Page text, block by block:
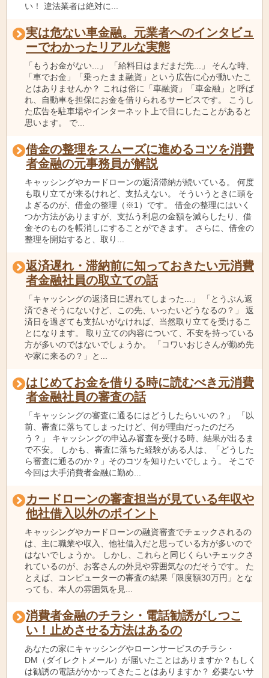
い！ 違法業者は絶対に...
実は危ない車金融。元業者へのインタビュ
ーでわかったリアルな実態
「もうお金がない...」 「給料日はまだまだ先...」 そんな時、
「車でお金」「乗ったまま融資」という広告に心が動いたこ
とはありませんか？ これは俗に「車融資」「車金融」と呼ば
れ、自動車を担保にお金を借りられるサービスです。 こうし
た広告を駐車場やインターネット上で目にしたことがあると
思います。 で...
借金の整理をスムーズに進めるコツを消費
者金融の元事務員が解説
キャッシングやカードローンの返済滞納が続いている。 何度
も取り立てが来るけれど、支払えない。 そういうときに頭を
よぎるのが、借金の整理（※1）です。 借金の整理にはいく
つか方法がありますが、支払う利息の金額を減らしたり、借
金そのものを帳消しにすることができます。 さらに、借金の
整理を開始すると、取り...
返済遅れ・滞納前に知っておきたい元消費
者金融社員の取立ての話
「キャッシングの返済日に遅れてしまった...」 「とうぶん返
済できそうにないけど、この先、いったいどうなるの？」 返
済日を過ぎても支払いがなければ、当然取り立てを受けるこ
とになります。 取り立ての内容について、不安を持っている
方が多いのではないでしょうか。 「コワいおじさんが勤め先
や家に来るの？」と...
はじめてお金を借りる時に読むべき元消費
者金融社員の審査の話
「キャッシングの審査に通るにはどうしたらいいの？」 「以
前、審査に落ちてしまったけど、何が理由だったのだろ
う？」 キャッシングの申込み審査を受ける時、結果が出るま
で不安。 しかも、審査に落ちた経験がある人は、「どうした
ら審査に通るのか？」そのコツを知りたいでしょう。 そこで
今回は大手消費者金融に勤め...
カードローンの審査担当が見ている年収や
他社借入以外のポイント
キャッシングやカードローンの融資審査でチェックされるの
は、主に職業や収入、他社借入だと思っている方が多いので
はないでしょうか。 しかし、これらと同じくらいチェックさ
れているのが、お客さんの外見や雰囲気なのだそうです。 た
とえば、コンピューターの審査の結果「限度額30万円」とな
っても、本人の雰囲気を見...
消費者金融のチラシ・電話勧誘がしつこ
い！止めさせる方法はあるの
あなたの家にキャッシングやローンサービスのチラシ・
DM（ダイレクトメール）が届いたことはありますか？もしく
は勧誘の電話がかかってきたことはありますか？ 必要ないサ